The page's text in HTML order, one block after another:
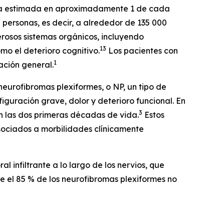
estimada en aproximadamente 1 de cada
es decir, a alrededor de 135 000
sistemas orgánicos, incluyendo
el deterioro cognitivo.13 Los pacientes con
general.1
plexiformes, o NP, un tipo de
grave, dolor y deterioro funcional. En
las dos primeras décadas de vida.3 Estos
a morbilidades clínicamente
infiltrante a lo largo de los nervios, que
85 % de los neurofibromas plexiformes no